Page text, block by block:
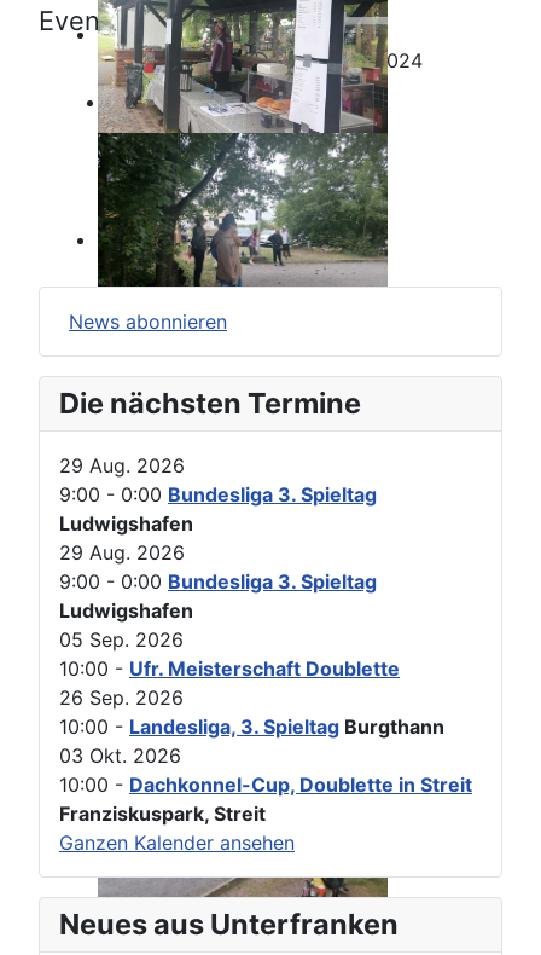
Events für
Donnerstag, 12. September 2024
Keine Termine
News abonnieren
Die nächsten Termine
29 Aug. 2026
9:00 - 0:00 Bundesliga 3. Spieltag
Ludwigshafen
29 Aug. 2026
9:00 - 0:00 Bundesliga 3. Spieltag
Ludwigshafen
05 Sep. 2026
10:00 - Ufr. Meisterschaft Doublette
26 Sep. 2026
10:00 - Landesliga, 3. Spieltag Burgthann
03 Okt. 2026
10:00 - Dachkonnel-Cup, Doublette in Streit
Franziskuspark, Streit
Ganzen Kalender ansehen
Neues aus Unterfranken